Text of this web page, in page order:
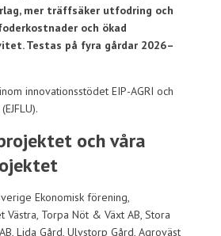
mer träffsäker utfodring och
och ökad
Testas på fyra gårdar 2026–
innovationsstödet EIP-AGRI och
och våra
Ekonomisk förening,
Västra, Torpa Nöt & Växt AB, Stora
Lida Gård, Ulvstorp Gård, Agroväst